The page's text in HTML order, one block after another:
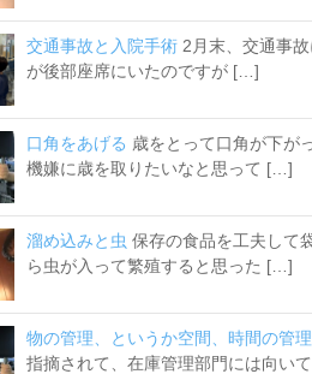
交通事故と入院手術 2月末、交通事
が後部座席にいたのですが […]
口角をあげる 歳をとって口角が下が
機嫌に歳を取りたいなと思って […]
溜め込みと虫 保存の食品を工夫して
ら虫が入って繁殖すると思った […]
物の管理、というか空間、時間の管理
指摘されて、在庫管理部門には向い